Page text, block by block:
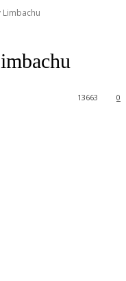
Limbachu
0
13663